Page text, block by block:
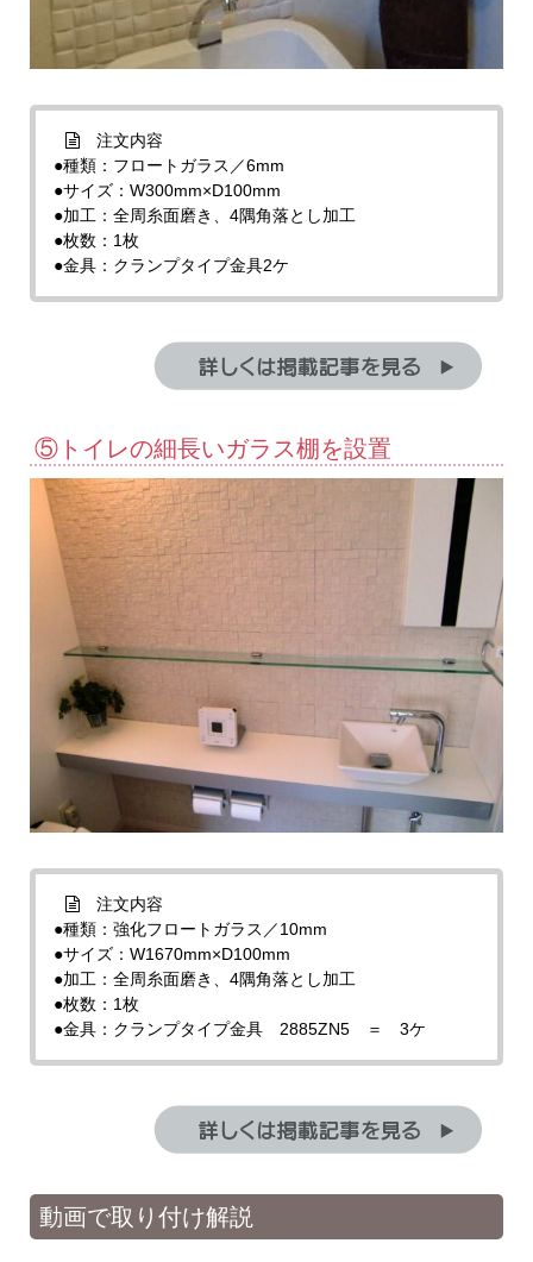
注文内容
●種類：フロートガラス／6mm
●サイズ：W300mm×D100mm
●加工：全周糸面磨き、4隅角落とし加工
●枚数：1枚
●金具：クランプタイプ金具2ケ
⑤トイレの細長いガラス棚を設置
注文内容
●種類：強化フロートガラス／10mm
●サイズ：W1670mm×D100mm
●加工：全周糸面磨き、4隅角落とし加工
●枚数：1枚
●金具：クランプタイプ金具 2885ZN5 ＝ 3ケ
動画で取り付け解説